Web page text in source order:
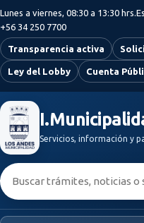
Saltar al contenido principal
Lunes a viernes, 08:30 a 13:30 hrs.
+56 34 250 7700
Transparencia activa
Ley del Lobby Cuenta
Servicios, información y
Buscar: